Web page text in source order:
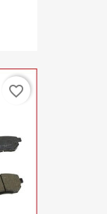
favorite_border